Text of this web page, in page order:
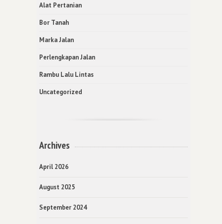
Alat Pertanian
Bor Tanah
Marka Jalan
Perlengkapan Jalan
Rambu Lalu Lintas
Uncategorized
Archives
April 2026
August 2025
September 2024